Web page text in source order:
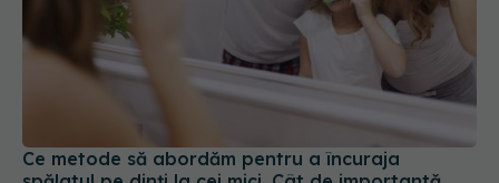
Ce metode să abordăm pentru a încuraja
spălatul pe dinți la cei mici. Cât de importantă
este igiena orală, de fapt